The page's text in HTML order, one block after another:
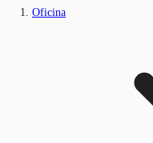
Oficina